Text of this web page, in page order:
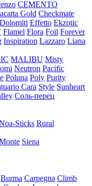
CEMENTO
Gold Checkmate
Dolomiti Effetto Ekzotic
Flamel Flora Foil Forever
Inspiration Lazzaro Liana
MALIBU Misty
Neutron Pacific
Poluna Poly Purity
Cara Style Sunheart
Соль-перец
Sticks Rural
Siena
Burma Carpegna Climb